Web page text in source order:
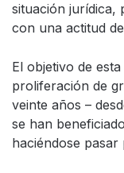
situación jurídica,
con una actitud
El objetivo de
proliferación de
veinte años –
se han
haciéndose pasar